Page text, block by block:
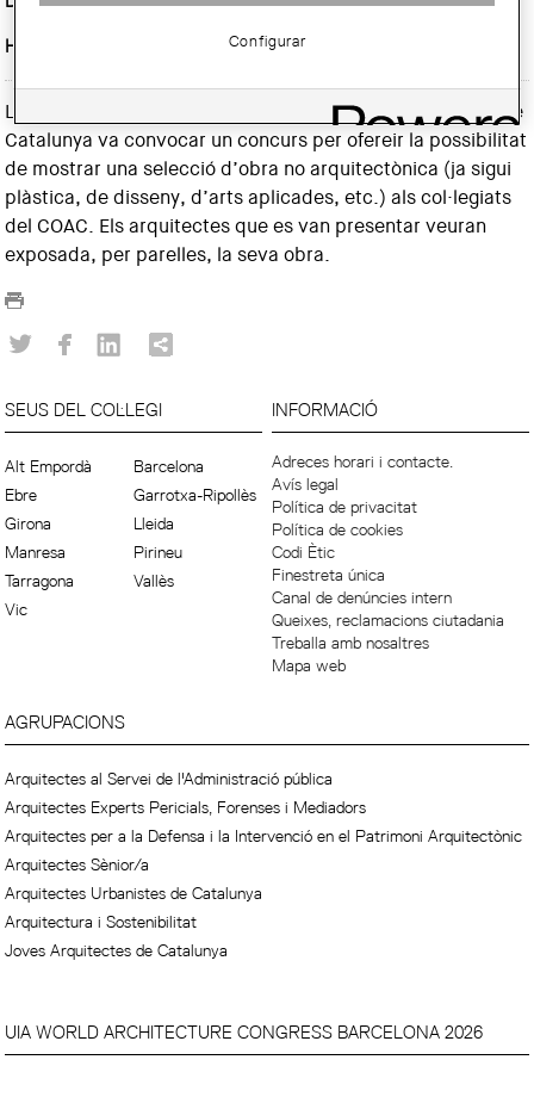
Horari:
Dilluns, dimarts i dimecres, de 9 a 14 hores
La Delegació de l’Alt Empordà del Col·legi d’Arquitectes de
Catalunya va convocar un concurs per ofereir la possibilitat
de mostrar una selecció d’obra no arquitectònica (ja sigui
plàstica, de disseny, d’arts aplicades, etc.) als col·legiats
del COAC. Els arquitectes que es van presentar veuran
exposada, per parelles, la seva obra.
SEUS DEL COL·LEGI
Alt Empordà
Barcelona
Ebre
Garrotxa-Ripollès
Girona
Lleida
Manresa
Pirineu
Tarragona
Vallès
Vic
INFORMACIÓ
Adreces horari i contacte.
Avís legal
Política de privacitat
Política de cookies
Codi Ètic
Finestreta única
Canal de denúncies intern
Queixes, reclamacions ciutadania
Treballa amb nosaltres
Mapa web
AGRUPACIONS
Arquitectes al Servei de l'Administració pública
Arquitectes Experts Pericials, Forenses i Mediadors
Arquitectes per a la Defensa i la Intervenció en el Patrimoni Arquitectònic
Arquitectes Sènior/a
Arquitectes Urbanistes de Catalunya
Arquitectura i Sostenibilitat
Joves Arquitectes de Catalunya
UIA WORLD ARCHITECTURE CONGRESS BARCELONA 2026
Configurar